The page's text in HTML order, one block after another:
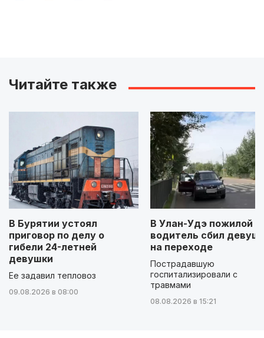
Читайте также
В Бурятии устоял
приговор по делу о
гибели 24-летней
девушки
Ее задавил тепловоз
09.08.2026 в 08:00
В Улан-Удэ пожилой
водитель сбил
на переходе
Пострадавшую
госпитализировали с
травмами
08.08.2026 в 15:21